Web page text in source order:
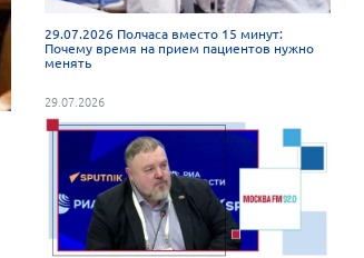
29.07.2026 Полчаса вместо 15 минут:
Почему время на прием пациентов нужно
менять
29.07.2026